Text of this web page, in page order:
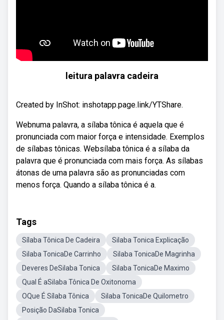
leitura palavra cadeira
Created by InShot: inshotapp.page.link/YTShare.
Webnuma palavra, a sílaba tônica é aquela que é
pronunciada com maior força e intensidade. Exemplos
de sílabas tônicas. Websílaba tônica é a sílaba da
palavra que é pronunciada com mais força. As sílabas
átonas de uma palavra são as pronunciadas com
menos força. Quando a sílaba tônica é a.
Tags
Sílaba Tônica De Cadeira
Silaba Tonica Explicação
Silaba TonicaDe Carrinho
Silaba TonicaDe Magrinha
Deveres DeSilaba Tonica
Silaba TonicaDe Maximo
Qual É aSilaba Tônica De Oxitonoma
OQue É Sílaba Tônica
Silaba TonicaDe Quilometro
Posição DaSilaba Tonica